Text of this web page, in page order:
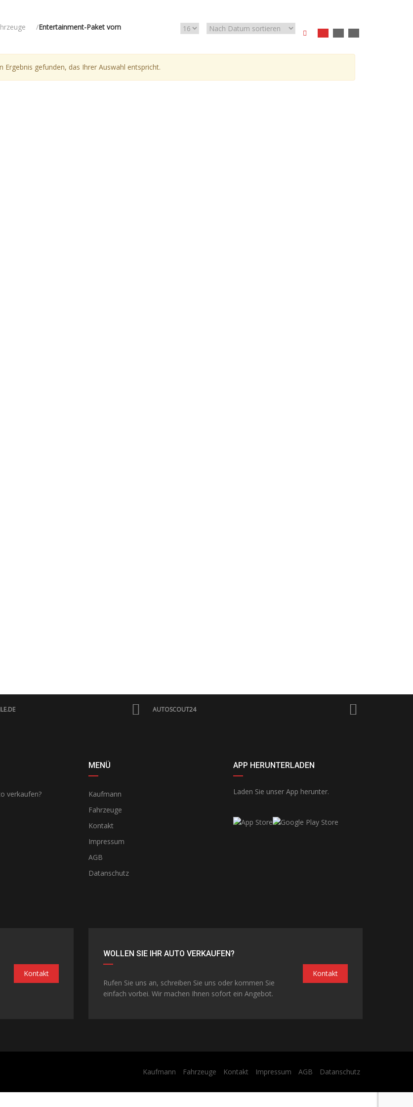
Entertainment-Paket vorn
Ergebnis gefunden, das Ihrer Auswahl entspricht.
AUTOSCOUT24
verkaufen?
MENÜ
Kaufmann
Fahrzeuge
Kontakt
Impressum
AGB
Datanschutz
APP HERUNTERLADEN
Laden Sie unser App herunter.
Kontakt
WOLLEN SIE IHR AUTO VERKAUFEN?
Rufen Sie uns an, schreiben Sie uns oder kommen Sie
einfach vorbei. Wir machen Ihnen sofort ein Angebot.
Kontakt
Kaufmann Fahrzeuge Kontakt Impressum AGB Datanschutz